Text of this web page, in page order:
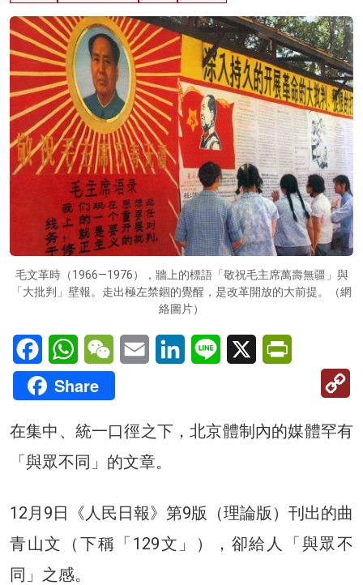
毛文革時（1966—1976），牆上的標語「敬祝毛主席萬壽無疆」與
「大批判」壁報。走出極左禁錮的覺醒，是改革開放的大前提。（網
絡圖片）
FacebookWhatsAppWeChatEmail LinkedInLine X
Share
在集中、統一口徑之下，北京體制內的媒體罕有
「與眾不同」的文章。
12月9日《人民日報》第9版（理論版）刊出的曲
青山文（下稱「129文」），卻給人「與眾不
同」之感。